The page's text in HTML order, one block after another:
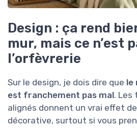
Design : ça rend
mur, mais ce n’est
l’orfèvrerie
Sur le design, je dois dire que le
est franchement pas mal. Les
alignés donnent un vrai effet
décorative, surtout si vous